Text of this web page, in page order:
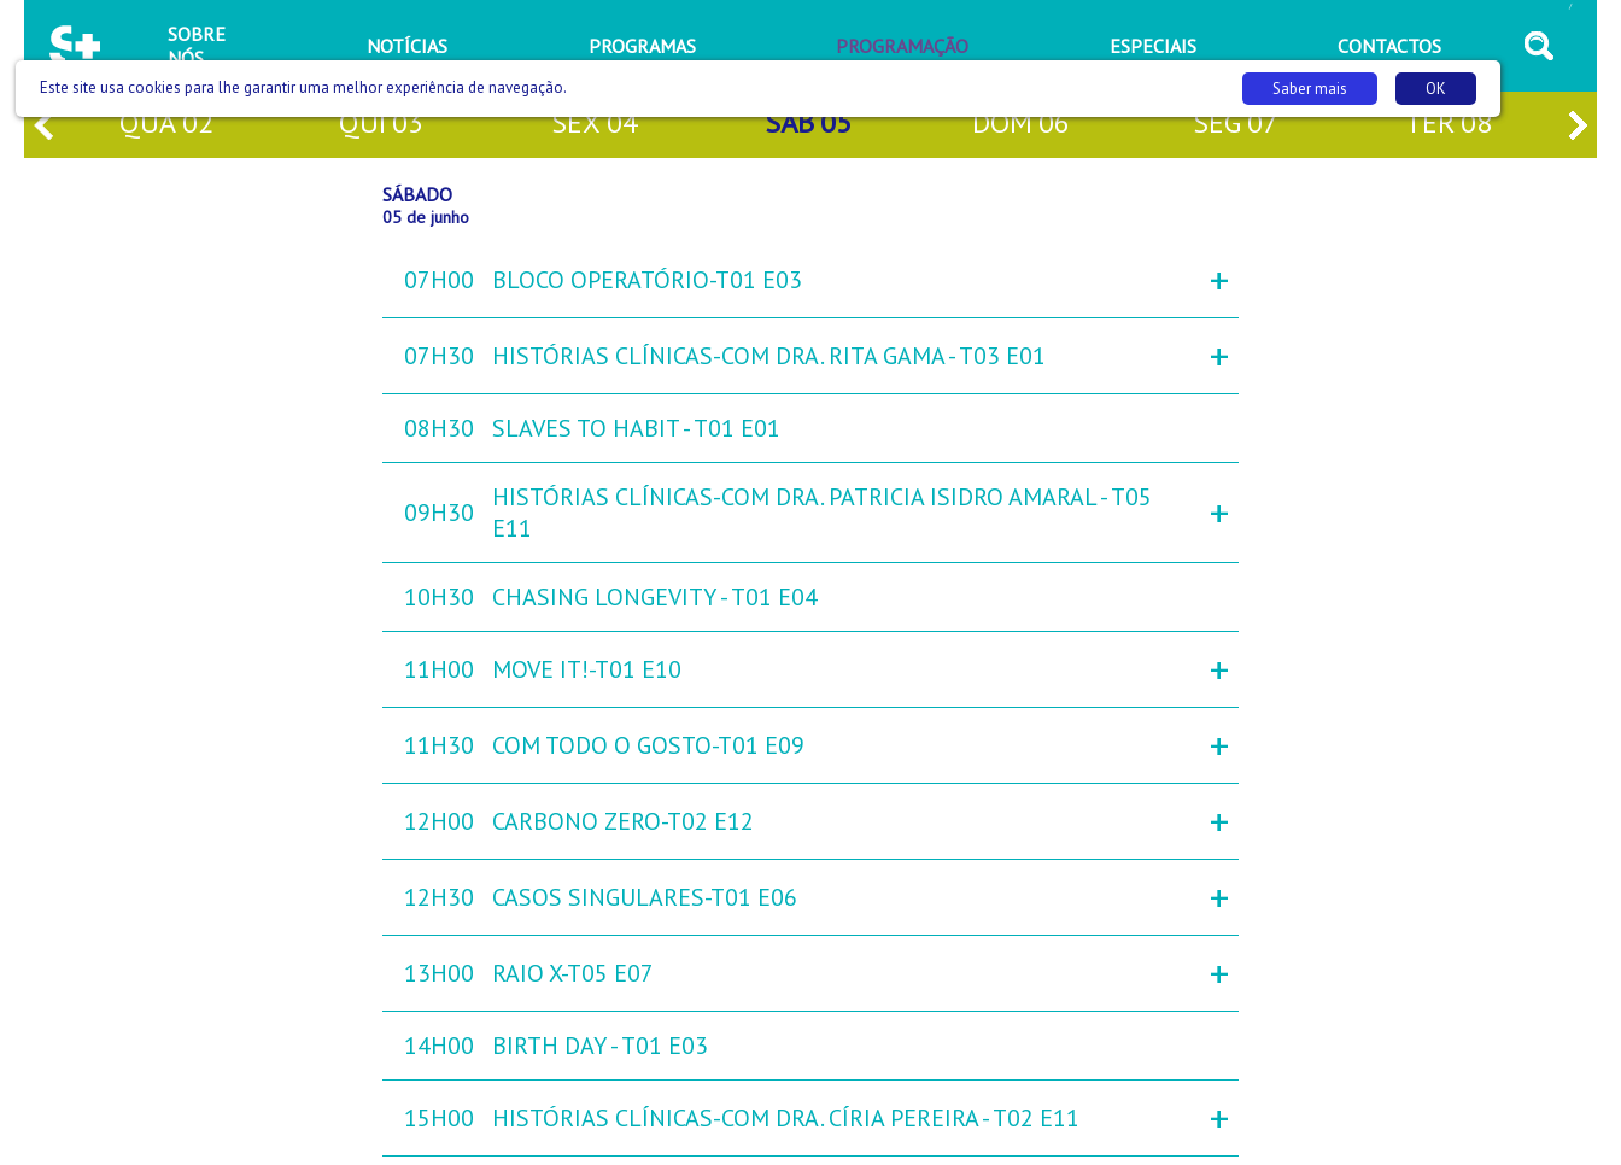
SOBRE
NÓS
NOTÍCIAS PROGRAMAS PROGRAMAÇÃO ESPECIAIS CONTACTOS
/
QUA02 QUI03 SEX04 SÁB05 DOM06 SEG07 TER08
SÁBADO
05 de junho
07H00 BLOCO OPERATÓRIO-T01 E03 +
07H30 HISTÓRIAS CLÍNICAS-COM DRA. RITA GAMA - T03 E01 +
08H30 SLAVES TO HABIT - T01 E01
09H30
HISTÓRIAS CLÍNICAS-COM DRA. PATRICIA ISIDRO AMARAL - T05
E11
+
10H30 CHASING LONGEVITY - T01 E04
11H00 MOVE IT!-T01 E10 +
11H30 COM TODO O GOSTO-T01 E09 +
12H00 CARBONO ZERO-T02 E12 +
12H30 CASOS SINGULARES-T01 E06 +
13H00 RAIO X-T05 E07 +
14H00 BIRTH DAY - T01 E03
15H00 HISTÓRIAS CLÍNICAS-COM DRA. CÍRIA PEREIRA - T02 E11 +
Este site usa cookies para lhe garantir uma melhor experiência de navegação. OK
Saber mais